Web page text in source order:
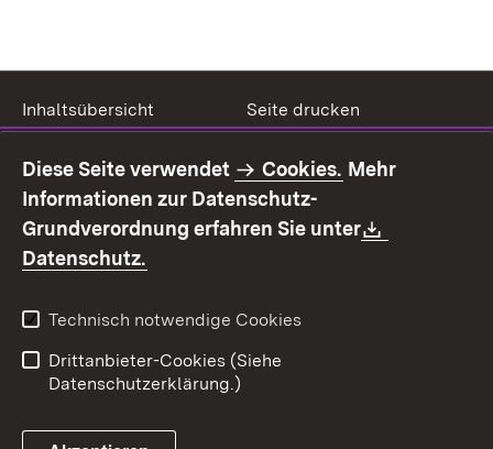
Inhaltsübersicht
Seite drucken
Benutzungshinweise
Erklärung zur
Barrierefreiheit
Kontakt
Fehlerhaften Link melden
Diese Seite verwendet Cookies. Mehr
Informationen zur Datenschutz-
Grundverordnung erfahren Sie unter
Datenschutz.
Technisch notwendige Cookies
Drittanbieter-Cookies (Siehe
Datenschutzerklärung.)